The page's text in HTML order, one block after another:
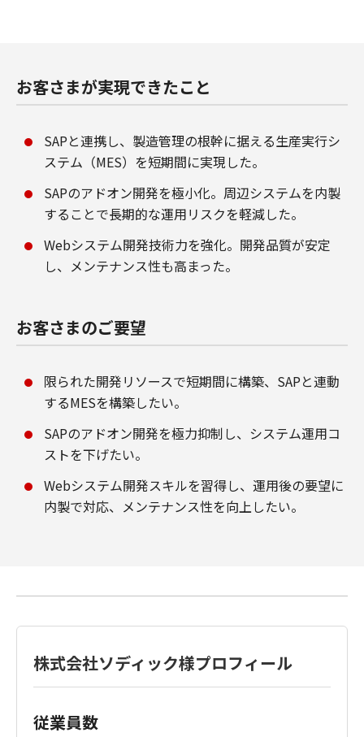
お客さまが実現できたこと
SAPと連携し、製造管理の根幹に据える生産実行シ
ステム（MES）を短期間に実現した。
SAPのアドオン開発を極小化。周辺システムを内製
することで長期的な運用リスクを軽減した。
Webシステム開発技術力を強化。開発品質が安定
し、メンテナンス性も高まった。
お客さまのご要望
限られた開発リソースで短期間に構築、SAPと連動
するMESを構築したい。
SAPのアドオン開発を極力抑制し、システム運用コ
ストを下げたい。
Webシステム開発スキルを習得し、運用後の要望に
内製で対応、メンテナンス性を向上したい。
株式会社ソディック様プロフィール
従業員数